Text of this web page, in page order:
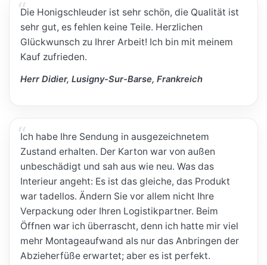
Die Honigschleuder ist sehr schön, die Qualität ist
sehr gut, es fehlen keine Teile. Herzlichen
Glückwunsch zu Ihrer Arbeit! Ich bin mit meinem
Kauf zufrieden.
Herr Didier, Lusigny-Sur-Barse, Frankreich
Ich habe Ihre Sendung in ausgezeichnetem
Zustand erhalten. Der Karton war von außen
unbeschädigt und sah aus wie neu. Was das
Interieur angeht: Es ist das gleiche, das Produkt
war tadellos. Ändern Sie vor allem nicht Ihre
Verpackung oder Ihren Logistikpartner. Beim
Öffnen war ich überrascht, denn ich hatte mir viel
mehr Montageaufwand als nur das Anbringen der
Abzieherfüße erwartet; aber es ist perfekt.